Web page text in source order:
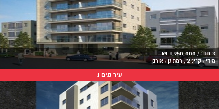
3 חד' / 1,950,000 ₪
מידי / קריניצי, רמת גן / אורבן
עיר גנים 1